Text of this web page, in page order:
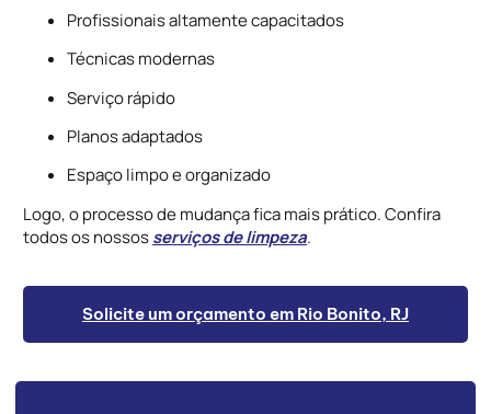
Profissionais altamente capacitados
Técnicas modernas
Serviço rápido
Planos adaptados
Espaço limpo e organizado
Logo, o processo de mudança fica mais prático. Confira
todos os nossosserviços de limpeza.
Solicite um orçamento em Rio Bonito, RJ